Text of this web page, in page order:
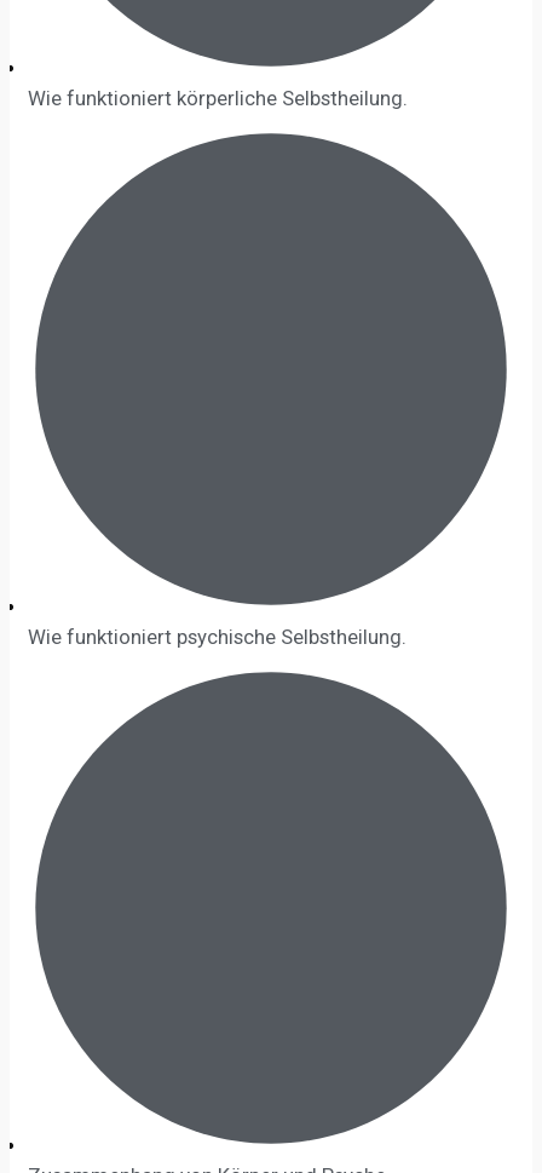
Wie funktioniert körperliche Selbstheilung.
Wie funktioniert psychische Selbstheilung.